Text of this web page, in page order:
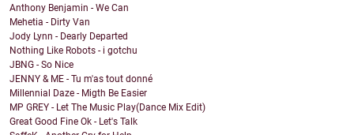
Anthony Benjamin - We Can
Mehetia - Dirty Van
Jody Lynn - Dearly Departed
Nothing Like Robots - i gotchu
JBNG - So Nice
JENNY & ME - Tu m'as tout donné
Millennial Daze - Migth Be Easier
MP GREY - Let The Music Play(Dance Mix Edit)
Great Good Fine Ok - Let's Talk